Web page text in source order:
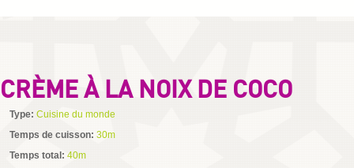
CRÈME À LA NOIX DE COCO
Type: Cuisine du monde
Temps de cuisson: 30m
Temps total: 40m